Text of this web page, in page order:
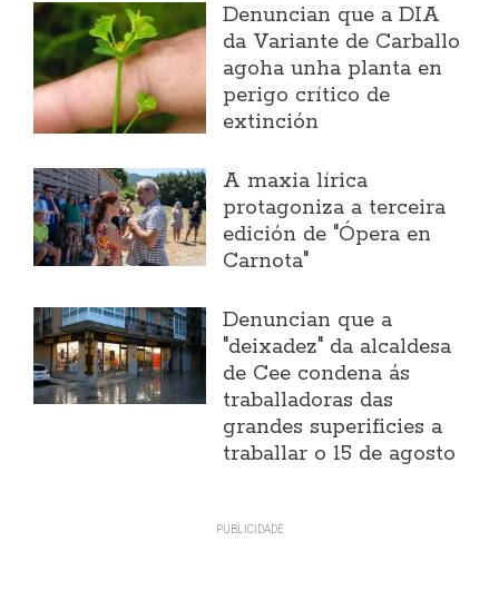
Denuncian que a DIA
da Variante de Carballo
agoha unha planta en
perigo crítico de
extinción
A maxia lírica
protagoniza a terceira
edición de "Ópera en
Carnota"
Denuncian que a
"deixadez" da alcaldesa
de Cee condena ás
traballadoras das
grandes superificies a
traballar o 15 de agosto